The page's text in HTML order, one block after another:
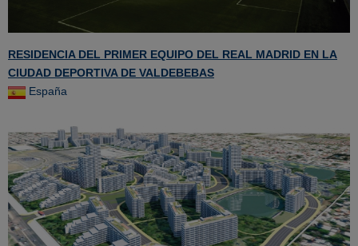
RESIDENCIA DEL PRIMER EQUIPO DEL REAL MADRID EN LA
CIUDAD DEPORTIVA DE VALDEBEBAS
España